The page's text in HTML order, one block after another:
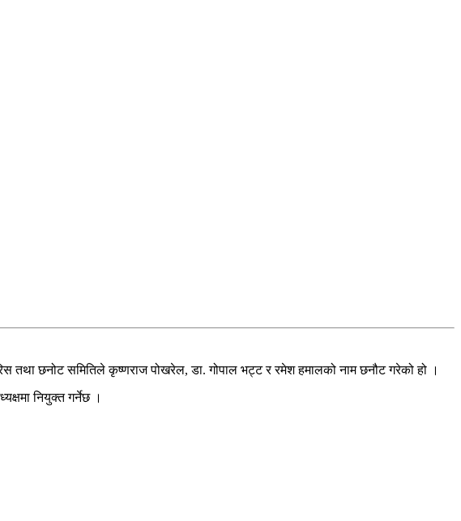
तथा छनोट समितिले कृष्णराज पोखरेल, डा. गोपाल भट्ट र रमेश हमालको नाम छनौट गरेको हो ।
नियुक्त गर्नेछ ।